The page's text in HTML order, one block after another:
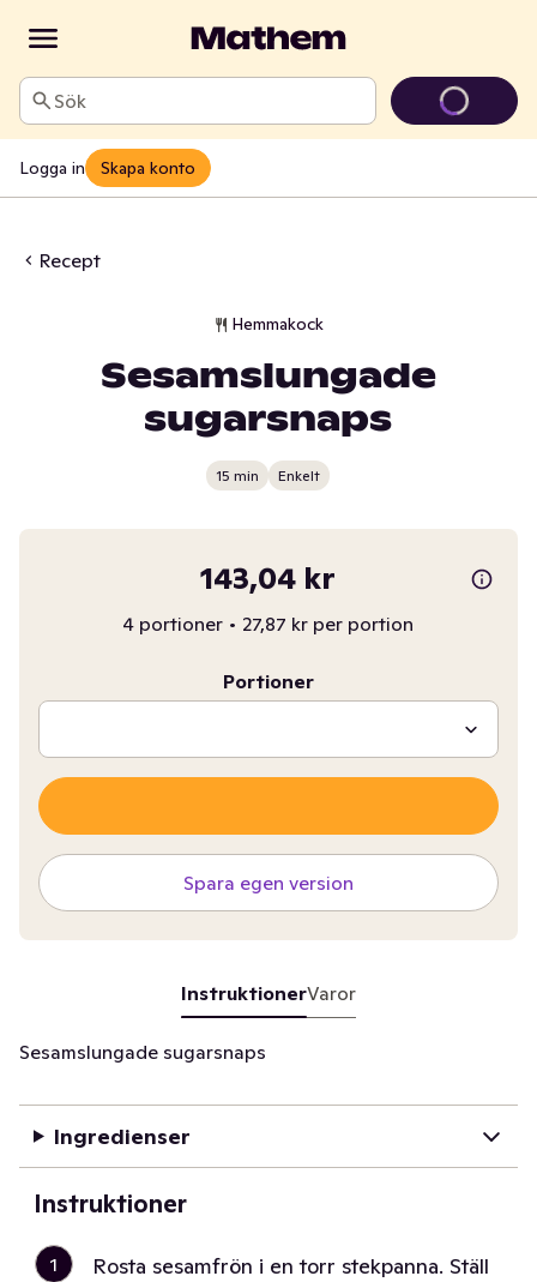
Sök
Logga in Skapa konto
Recept
Hemmakock
Sesamslungade
sugarsnaps
15 min Enkelt
143,04 kr
4 portioner • 27,87 kr per portion
Portioner
Spara egen version
InstruktionerVaror
Sesamslungade sugarsnaps
Ingredienser
Instruktioner
1
Rosta sesamfrön i en torr stekpanna. Ställ